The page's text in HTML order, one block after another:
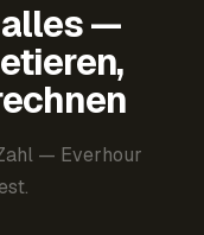
alles —
— Everhour